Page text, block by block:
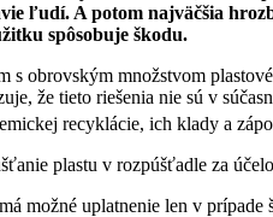
ľudí. A potom najväčšia
spôsobuje škodu.
s obrovským množstvom
že tieto riešenia nie sú v
recyklácie, ich klady a
plastu v rozpúšťadle za
možné uplatnenie len v